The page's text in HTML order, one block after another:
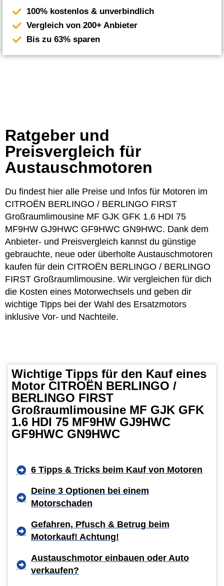
100% kostenlos & unverbindlich
Vergleich von 200+ Anbieter
Bis zu 63% sparen
Ratgeber und
Preisvergleich für
Austauschmotoren
Du findest hier alle Preise und Infos für Motoren im
CITROËN BERLINGO / BERLINGO FIRST
Großraumlimousine MF GJK GFK 1.6 HDI 75
MF9HW GJ9HWC GF9HWC GN9HWC. Dank dem
Anbieter- und Preisvergleich kannst du günstige
gebrauchte, neue oder überholte Austauschmotoren
kaufen für dein CITROËN BERLINGO / BERLINGO
FIRST Großraumlimousine. Wir vergleichen für dich
die Kosten eines Motorwechsels und geben dir
wichtige Tipps bei der Wahl des Ersatzmotors
inklusive Vor- und Nachteile.
Wichtige Tipps für den Kauf eines
Motor CITROËN BERLINGO /
BERLINGO FIRST
Großraumlimousine MF GJK GFK
1.6 HDI 75 MF9HW GJ9HWC
GF9HWC GN9HWC
6 Tipps & Tricks beim Kauf von Motoren
Deine 3 Optionen bei einem
Motorschaden
Gefahren, Pfusch & Betrug beim
Motorkauf! Achtung!
Austauschmotor einbauen oder Auto
verkaufen?